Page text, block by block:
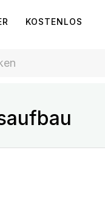
KOSTENLOS